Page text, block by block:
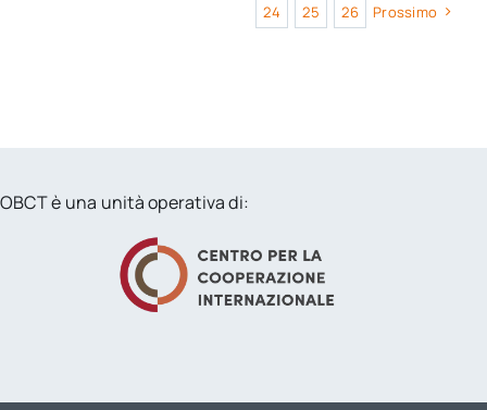
24
25 26 Prossimo
OBCT è una unità operativa di: